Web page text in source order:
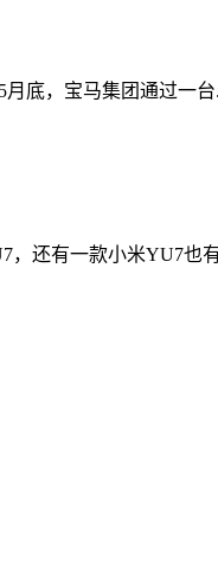
底，宝马集团通过一台
，还有一款小米YU7也